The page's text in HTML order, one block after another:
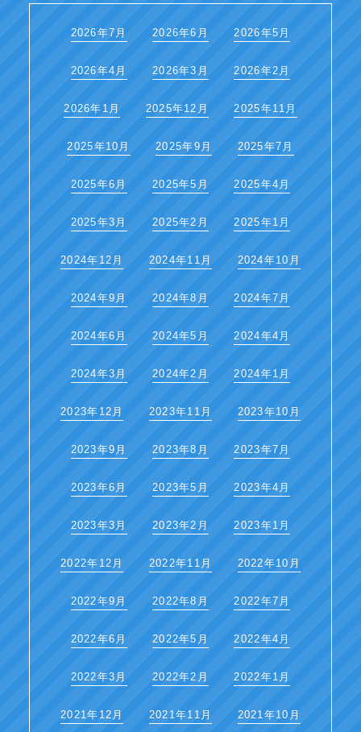
2026年7月 2026年6月 2026年5月
2026年4月 2026年3月 2026年2月
2026年1月 2025年12月 2025年11月
2025年10月 2025年9月 2025年7月
2025年6月 2025年5月 2025年4月
2025年3月 2025年2月 2025年1月
2024年12月 2024年11月 2024年10月
2024年9月 2024年8月 2024年7月
2024年6月 2024年5月 2024年4月
2024年3月 2024年2月 2024年1月
2023年12月 2023年11月 2023年10月
2023年9月 2023年8月 2023年7月
2023年6月 2023年5月 2023年4月
2023年3月 2023年2月 2023年1月
2022年12月 2022年11月 2022年10月
2022年9月 2022年8月 2022年7月
2022年6月 2022年5月 2022年4月
2022年3月 2022年2月 2022年1月
2021年12月 2021年11月 2021年10月